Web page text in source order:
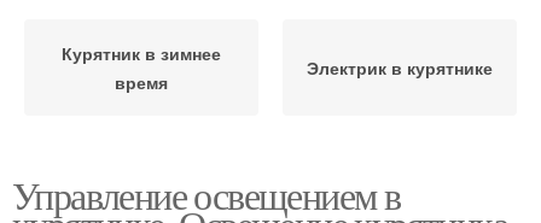
Курятник в зимнее
время
Электрик в курятнике
Управление освещением в